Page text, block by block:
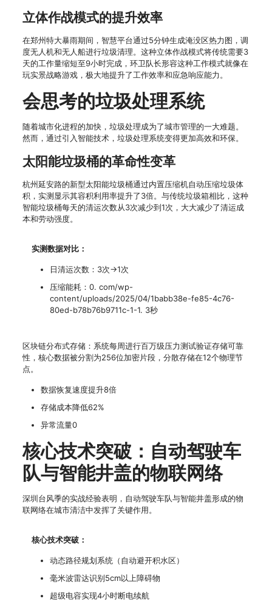
立体作战模式的提升效率
在郑州特大暴雨期间，智慧平台通过5分钟生成淹没区热力图，调
度无人机和无人船进行垃圾清理。这种立体作战模式将传统需要3
天的工作量缩短至9小时完成，环卫队长形容这种工作模式就像在
玩实景战略游戏，极大地提升了工作效率和应急响应能力。
会思考的垃圾处理系统
随着城市化进程的加快，垃圾处理成为了城市管理的一大难题。
然而，通过引入智能技术，垃圾处理系统变得更加高效和环保。
太阳能垃圾桶的革命性变革
杭州延安路的新型太阳能垃圾桶通过内置压缩机自动压缩垃圾体
积，实测显示其容积利用率提升了3倍。与传统垃圾箱相比，这种
智能垃圾桶每天的清运次数从3次减少到1次，大大减少了清运成
本和劳动强度。
实测数据对比：
日清运次数：3次→1次
压缩能耗：0. com/wp-
content/uploads/2025/04/1babb38e-fe85-4c76-
80ed-b78b76b9711c-1-1. 3秒
区块链分布式存储：系统每周进行百万级压力测试验证存储可靠
性，核心数据被分割为256位加密片段，分散存储在12个物理节
点。
数据恢复速度提升8倍
存储成本降低62%
异常流量0
核心技术突破：自动驾驶车
队与智能井盖的物联网络
深圳台风季的实战经验表明，自动驾驶车队与智能井盖形成的物
联网络在城市清洁中发挥了关键作用。
核心技术突破：
动态路径规划系统（自动避开积水区）
毫米波雷达识别5cm以上障碍物
超级电容实现4小时断电续航